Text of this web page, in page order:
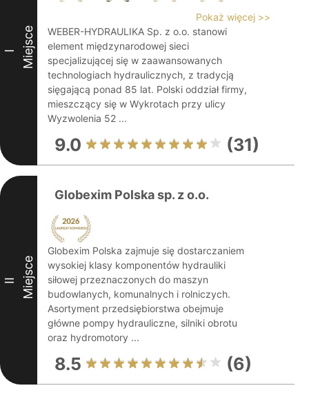
I Miejsce
Pokaż więcej >>
WEBER-HYDRAULIKA Sp. z o.o. stanowi
element międzynarodowej sieci
specjalizującej się w zaawansowanych
technologiach hydraulicznych, z tradycją
sięgającą ponad 85 lat. Polski oddział firmy,
mieszczący się w Wykrotach przy ulicy
Wyzwolenia 52 ...
9.0 (31)
II Miejsce
Globexim Polska sp. z o.o.
Globexim Polska zajmuje się dostarczaniem
wysokiej klasy komponentów hydrauliki
siłowej przeznaczonych do maszyn
budowlanych, komunalnych i rolniczych.
Asortyment przedsiębiorstwa obejmuje
główne pompy hydrauliczne, silniki obrotu
oraz hydromotory ...
8.5 (6)